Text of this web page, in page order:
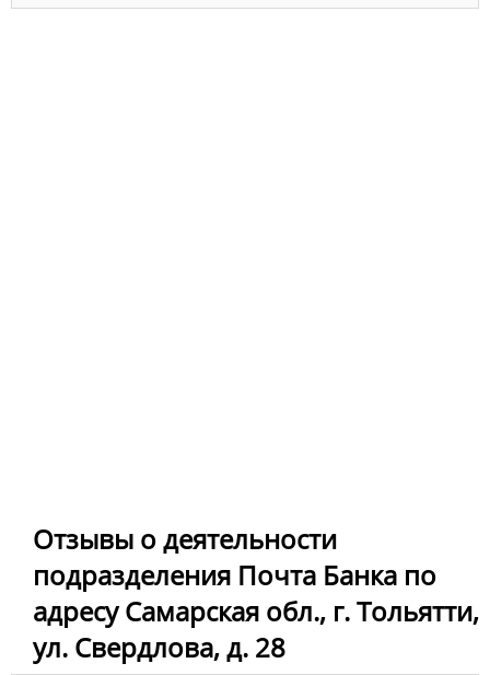
Отзывы о деятельности
подразделения Почта Банка по
адресу Самарская обл., г. Тольятти,
ул. Свердлова, д. 28